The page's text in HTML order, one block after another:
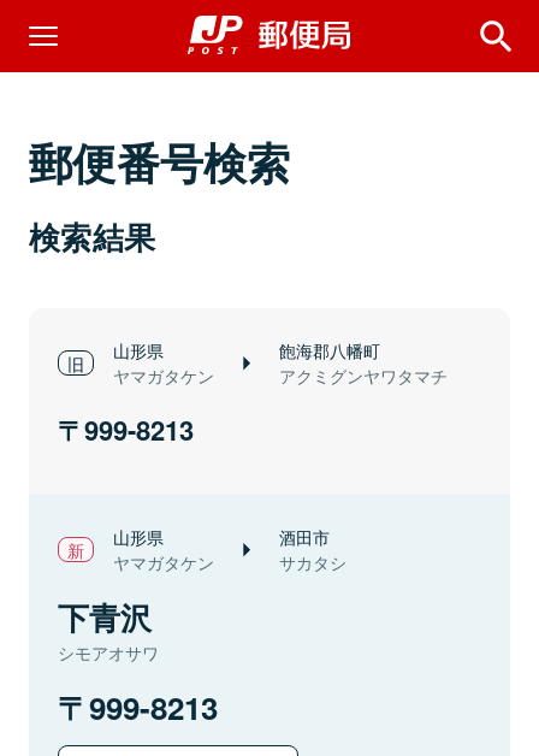
郵便番号検索
検索結果
山形県
ヤマガタケン
飽海郡八幡町
アクミグンヤワタマチ
999-8213
山形県
ヤマガタケン
酒田市
サカタシ
下青沢
シモアオサワ
999-8213